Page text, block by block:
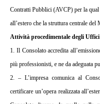
Contratti Pubblici (AVCP) per la
all’estero che la struttura centrale del
Attività procedimentale degli Uffici
1. Il Consolato accredita
più professionisti, e ne da adeguata
2. – L’impresa comunica al
certificare un’opera realizzata